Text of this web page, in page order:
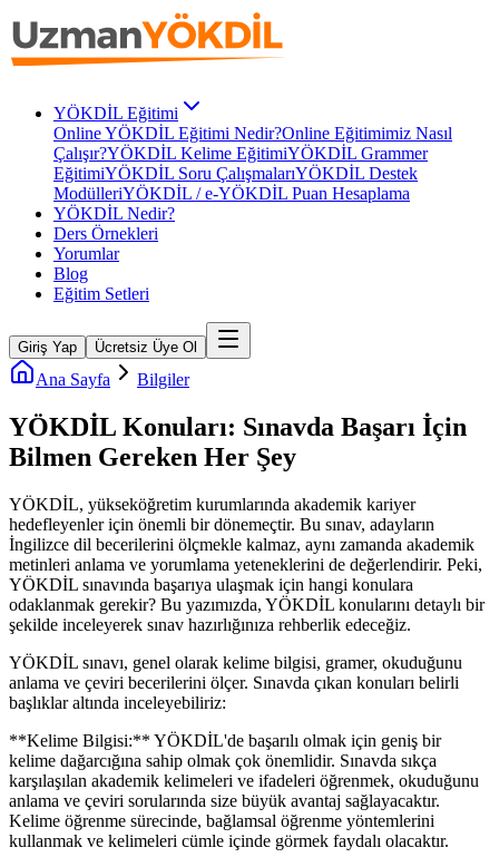
YÖKDİL Eğitimi
Online YÖKDİL Eğitimi Nedir?Online Eğitimimiz Nasıl
Çalışır?YÖKDİL Kelime EğitimiYÖKDİL Grammer
EğitimiYÖKDİL Soru ÇalışmalarıYÖKDİL Destek
ModülleriYÖKDİL / e-YÖKDİL Puan Hesaplama
YÖKDİL Nedir?
Ders Örnekleri
Yorumlar
Blog
Eğitim Setleri
Giriş Yap Ücretsiz Üye Ol
Ana Sayfa Bilgiler
YÖKDİL Konuları: Sınavda Başarı İçin
Bilmen Gereken Her Şey
YÖKDİL, yükseköğretim kurumlarında akademik kariyer
hedefleyenler için önemli bir dönemeçtir. Bu sınav, adayların
İngilizce dil becerilerini ölçmekle kalmaz, aynı zamanda akademik
metinleri anlama ve yorumlama yeteneklerini de değerlendirir. Peki,
YÖKDİL sınavında başarıya ulaşmak için hangi konulara
odaklanmak gerekir? Bu yazımızda, YÖKDİL konularını detaylı bir
şekilde inceleyerek sınav hazırlığınıza rehberlik edeceğiz.
YÖKDİL sınavı, genel olarak kelime bilgisi, gramer, okuduğunu
anlama ve çeviri becerilerini ölçer. Sınavda çıkan konuları belirli
başlıklar altında inceleyebiliriz:
**Kelime Bilgisi:** YÖKDİL'de başarılı olmak için geniş bir
kelime dağarcığına sahip olmak çok önemlidir. Sınavda sıkça
karşılaşılan akademik kelimeleri ve ifadeleri öğrenmek, okuduğunu
anlama ve çeviri sorularında size büyük avantaj sağlayacaktır.
Kelime öğrenme sürecinde, bağlamsal öğrenme yöntemlerini
kullanmak ve kelimeleri cümle içinde görmek faydalı olacaktır.